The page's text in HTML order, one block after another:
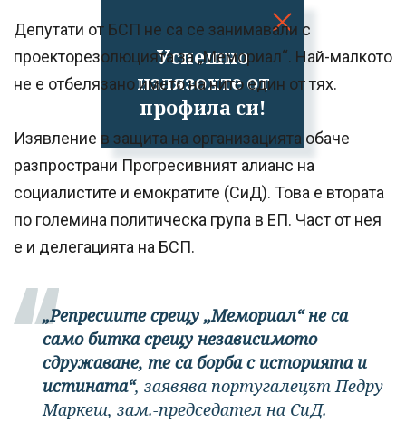
Успешно
излязохте от
профила си!
Депутати от БСП не са се занимавали с
проекторезолюцията за „Мемориал“. Най-малкото
не е отбелязано името на нито един от тях.
Изявление в защита на организацията обаче
разпространи Прогресивният алианс на
социалистите и емократите (СиД). Това е втората
по големина политическа група в ЕП. Част от нея
е и делегацията на БСП.
„Репресиите срещу „Мемориал“ не са
само битка срещу независимото
сдружаване, те са борба с историята и
истината“, заявява португалецът Педру
Маркеш, зам.-председател на СиД.